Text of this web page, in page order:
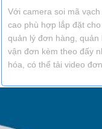
Với camera soi mã
cao phù hợp lắp đặt
quản lý đơn hàng,
vận đơn kèm theo đấy
hóa, có thể tải video